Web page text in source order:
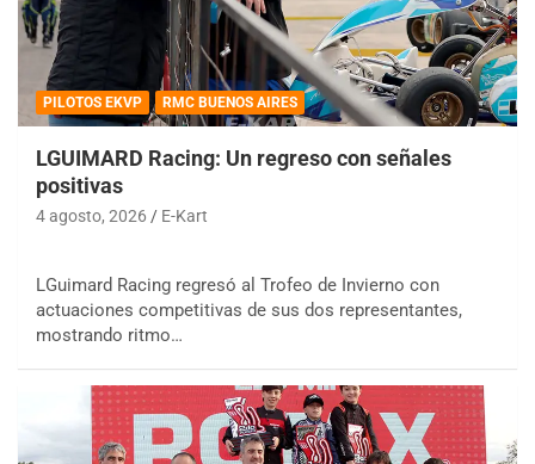
PILOTOS EKVP RMC BUENOS AIRES
LGUIMARD Racing: Un regreso con señales
positivas
4 agosto, 2026 E-Kart
LGuimard Racing regresó al Trofeo de Invierno con
actuaciones competitivas de sus dos representantes,
mostrando ritmo…